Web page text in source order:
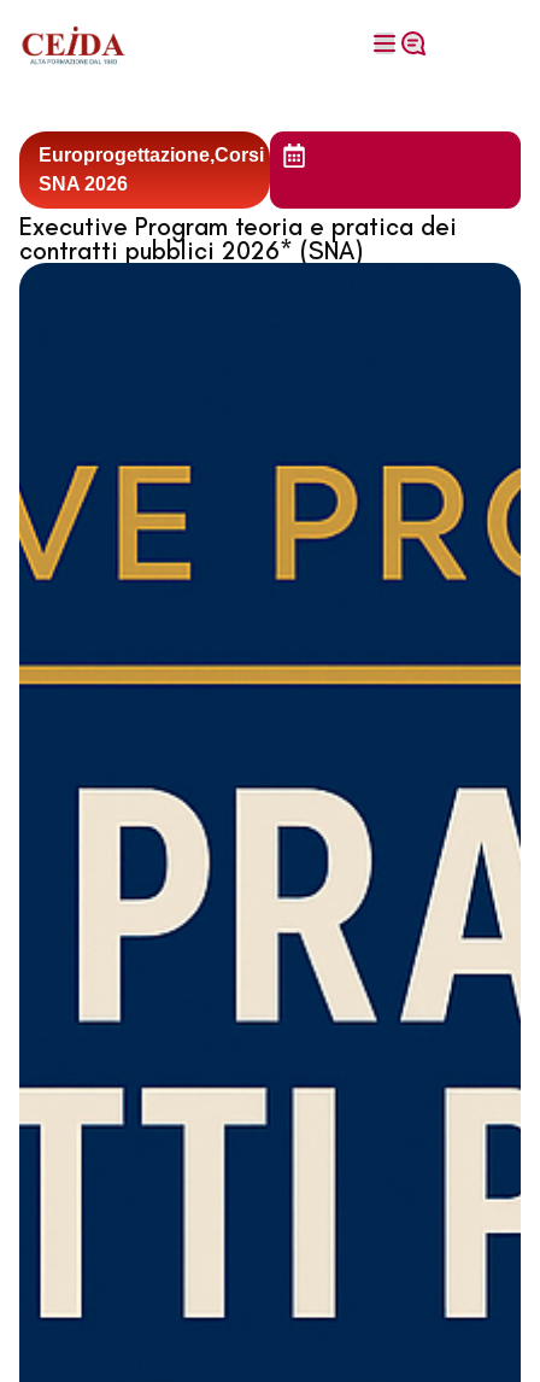
Europrogettazione,Corsi
SNA 2026
Executive Program teoria e pratica dei
contratti pubblici 2026* (SNA)